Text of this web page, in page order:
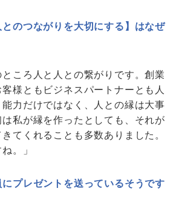
のつながりを大切にする】はなぜ
ところ人と人との繋がりです。創業
様ともビジネスパートナーとも人
力だけではなく、人との縁は大事
私が縁を作ったとしても、それが
てくれることも多数ありました。
。」
プレゼントを送っているそうです